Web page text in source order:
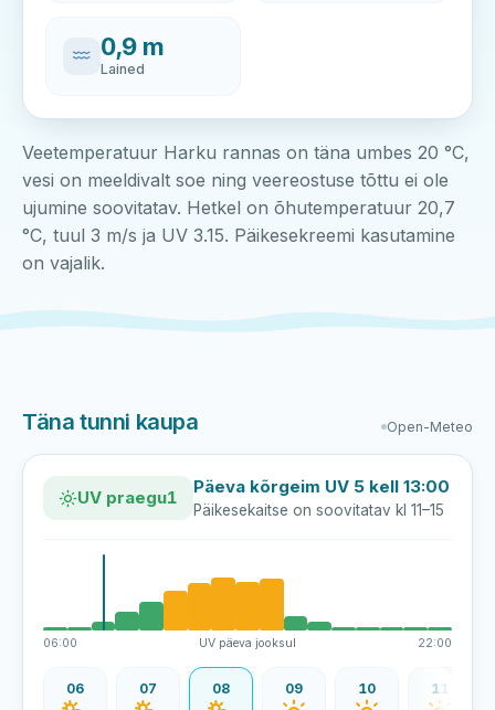
0,9 m
Lained
Veetemperatuur Harku rannas on täna umbes 20 °C,
vesi on meeldivalt soe ning veereostuse tõttu ei ole
ujumine soovitatav. Hetkel on õhutemperatuur 20,7
°C, tuul 3 m/s ja UV 3.15. Päikesekreemi kasutamine
on vajalik.
Täna tunni kaupa Open-Meteo
UV praegu1
Päeva kõrgeim UV 5 kell 13:00
Päikesekaitse on soovitatav kl 11–15
06:00 UV päeva jooksul 22:00
06 07 08 09 10 11